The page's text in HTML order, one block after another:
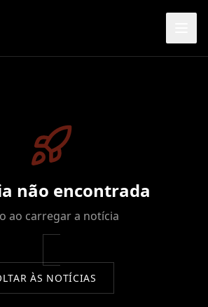
não encontrada
ao carregar a notícia
ÀS NOTÍCIAS